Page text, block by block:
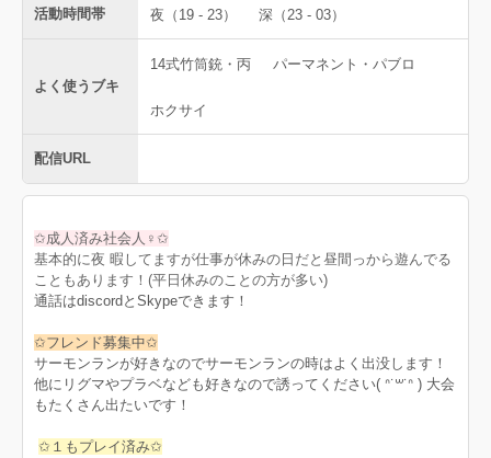
活動時間帯 夜（19 - 23） 深（23 - 03）
よく使うブキ
14式竹筒銃・丙 パーマネント・パブロ
ホクサイ
配信URL
✩成人済み社会人♀✩
基本的に夜 暇してますが仕事が休みの日だと昼間っから遊んでる
こともあります！(平日休みのことの方が多い)
通話はdiscordとSkypeできます！
✩フレンド募集中✩
サーモンランが好きなのでサーモンランの時はよく出没します！
他にリグマやプラベなども好きなので誘ってください( ᐢ˙꒳​˙ᐢ ) 大会
もたくさん出たいです！
✩１もプレイ済み✩